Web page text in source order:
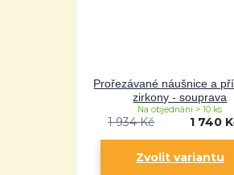
Prořezávané náušnice a
zirkony - souprava
1 934 Kč 1 740
Na objednání > 10 ks
Zvolit variantu